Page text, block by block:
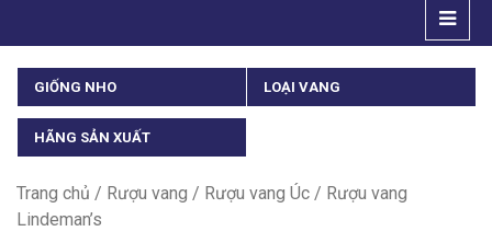
GIỐNG NHO LOẠI VANG
HÃNG SẢN XUẤT
Trang chủ / Rượu vang / Rượu vang Úc / Rượu vang
Lindeman’s